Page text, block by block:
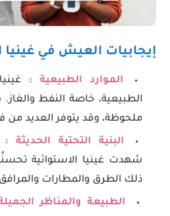
إيجابيات العيش في غينيا
الموارد الطبيعية :
الطبيعية، خاصة النفط والغاز.
ملحوظة، وقد يتوفر العديد
البنية التحتية الحديثة :
شهدت غينيا الاستوائية
ذلك الطرق والمطارات
الطبيعة والمناظر